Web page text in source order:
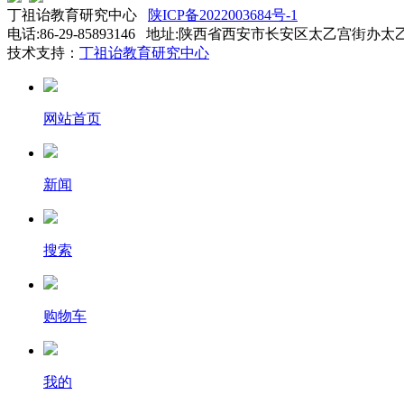
丁祖诒教育研究中心
陕ICP备2022003684号-1
电话:86-29-85893146 地址:陕西省西安市长安区太乙宫街办太
技术支持： 丁祖诒教育研究中心
网站首页
新闻
搜索
购物车
我的